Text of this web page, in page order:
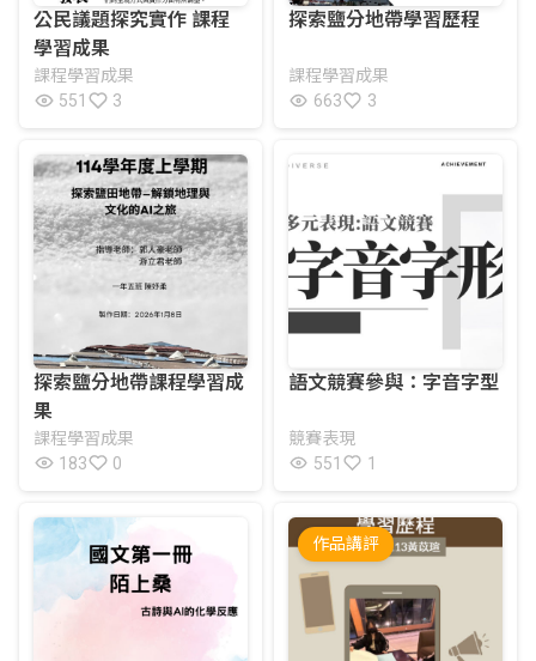
公民議題探究實作 課程
學習成果
課程學習成果
551
3
探索鹽分地帶學習歷程
課程學習成果
663
3
探索鹽分地帶課程學習成
果
課程學習成果
183
0
語文競賽參與：字音字型
競賽表現
551
1
作品講評